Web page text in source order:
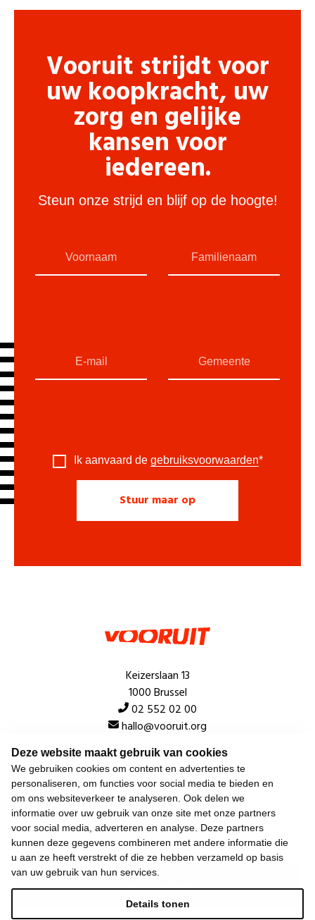
Deze website maakt gebruik van cookies
We gebruiken cookies om content en advertenties te
personaliseren, om functies voor social media te bieden en
om ons websiteverkeer te analyseren. Ook delen we
informatie over uw gebruik van onze site met onze partners
voor social media, adverteren en analyse. Deze partners
kunnen deze gegevens combineren met andere informatie die
u aan ze heeft verstrekt of die ze hebben verzameld op basis
van uw gebruik van hun services.
Details tonen
Vooruit strijdt voor
uw koopkracht, uw
zorg en gelijke
kansen voor
iedereen.
Steun onze strijd en blijf op de hoogte!
Ik aanvaard de gebruiksvoorwaarden*
Keizerslaan 13
1000 Brussel
02 552 02 00
hallo@vooruit.org
Snel
Over de beweging
Algemeen
Laatste nieuws